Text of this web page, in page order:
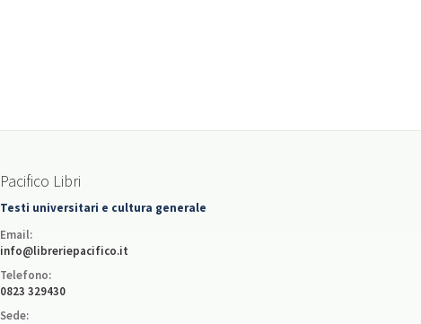
Pacifico Libri
Testi universitari e cultura generale
Email:
info@libreriepacifico.it
Telefono:
0823 329430
Sede: